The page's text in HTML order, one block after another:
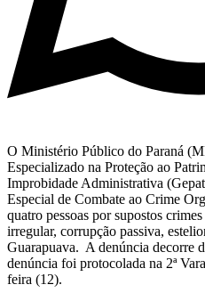
O Ministério Público do Paraná
Especializado na Proteção ao
Improbidade Administrativa
Especial de Combate ao Crime
quatro pessoas por supostos
irregular, corrupção passiva,
Guarapuava. A denúncia decorre
denúncia foi protocolada na 2ª
feira (12).